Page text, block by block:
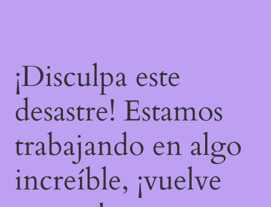
¡Disculpa este
desastre! Estamos
trabajando en algo
increíble, ¡vuelve